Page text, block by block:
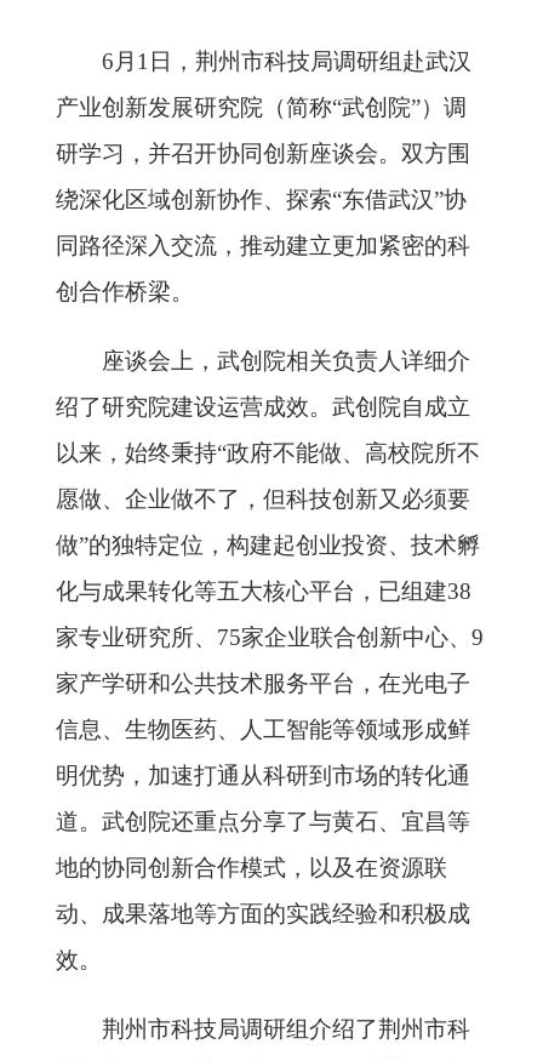
6月1日，荆州市科技局调研组赴武汉
产业创新发展研究院（简称“武创院”）调
研学习，并召开协同创新座谈会。双方围
绕深化区域创新协作、探索“东借武汉”协
同路径深入交流，推动建立更加紧密的科
创合作桥梁。
座谈会上，武创院相关负责人详细介
绍了研究院建设运营成效。武创院自成立
以来，始终秉持“政府不能做、高校院所不
愿做、企业做不了，但科技创新又必须要
做”的独特定位，构建起创业投资、技术孵
化与成果转化等五大核心平台，已组建38
家专业研究所、75家企业联合创新中心、9
家产学研和公共技术服务平台，在光电子
信息、生物医药、人工智能等领域形成鲜
明优势，加速打通从科研到市场的转化通
道。武创院还重点分享了与黄石、宜昌等
地的协同创新合作模式，以及在资源联
动、成果落地等方面的实践经验和积极成
效。
荆州市科技局调研组介绍了荆州市科